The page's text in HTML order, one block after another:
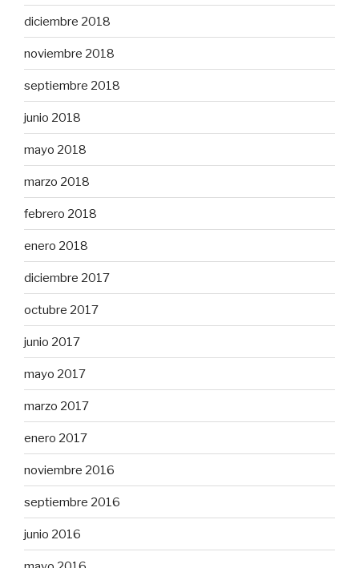
diciembre 2018
noviembre 2018
septiembre 2018
junio 2018
mayo 2018
marzo 2018
febrero 2018
enero 2018
diciembre 2017
octubre 2017
junio 2017
mayo 2017
marzo 2017
enero 2017
noviembre 2016
septiembre 2016
junio 2016